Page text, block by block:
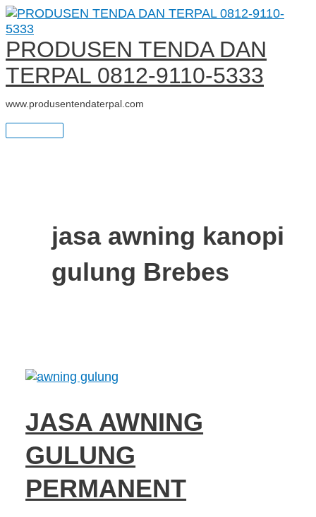
Skip
to
content
PRODUSEN TENDA DAN
TERPAL 0812-9110-5333
www.produsentendaterpal.com
Menu
jasa awning kanopi
gulung Brebes
JASA AWNING
GULUNG
PERMANENT
JASA
AWNING
GULUNG
PERMANENT
S
e
a
r
c
h